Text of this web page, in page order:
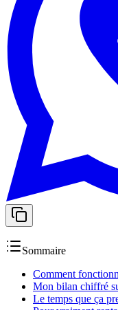
Sommaire
Comment
Mon bilan chiffré
Le temps que ça